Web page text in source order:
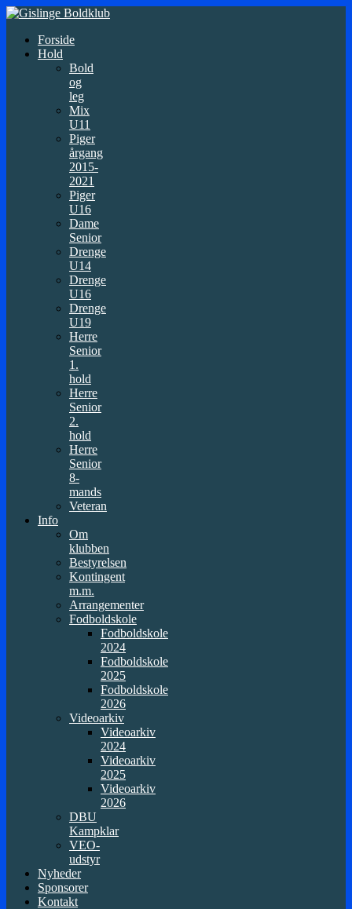
Forside
Hold
Bold
og
leg
Mix
U11
Piger
årgang
2015-
2021
Piger
U16
Dame
Senior
Drenge
U14
Drenge
U16
Drenge
U19
Herre
Senior
1.
hold
Herre
Senior
2.
hold
Herre
Senior
8-
mands
Veteran
Info
Om
klubben
Bestyrelsen
Kontingent
m.m.
Arrangementer
Fodboldskole
Fodboldskole
2024
Fodboldskole
2025
Fodboldskole
2026
Videoarkiv
Videoarkiv
2024
Videoarkiv
2025
Videoarkiv
2026
DBU
Kampklar
VEO-
udstyr
Nyheder
Sponsorer
Kontakt